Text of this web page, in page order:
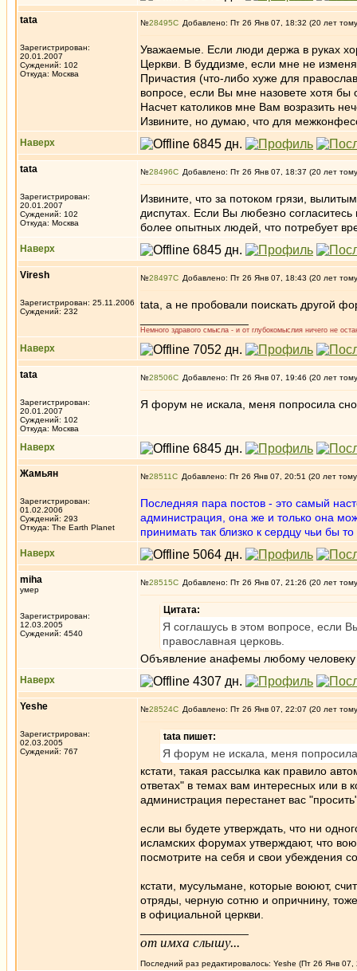
tata
Зарегистрирован:
20.01.2007
Суждений: 102
Откуда: Москва
№28495 Добавлено: Пт 26 Янв 07, 18:32 (20 лет
Уважаемые. Если люди держа в руках
Церкви. В буддизме, если мне не
Причастия (что-либо хуже для
вопросе, если Вы мне назовете хотя бы
Насчет католиков мне Вам возразить
Извините, но думаю, что для
Наверх
tata
Зарегистрирован:
20.01.2007
Суждений: 102
Откуда: Москва
№28496 Добавлено: Пт 26 Янв 07, 18:37 (20 лет
Извините, что за потоком грязи,
диспутах. Если Вы любезно
более опытных людей, что потребует
Наверх
Viresh
Зарегистрирован: 25.11.2006
Суждений: 232
№28497 Добавлено: Пт 26 Янв 07, 18:43 (20 лет
tata, а не пробовали поискать другой
Немного здравого смысла - и от глубокомыслия ничего не
Наверх
tata
Зарегистрирован:
20.01.2007
Суждений: 102
Откуда: Москва
№28506 Добавлено: Пт 26 Янв 07, 19:46 (20 лет
Я форум не искала, меня попросила
Наверх
Жамьян
Зарегистрирован:
01.02.2006
Суждений: 293
Откуда: The Earth Planet
№28511 Добавлено: Пт 26 Янв 07, 20:51 (20 лет
Последняя пара постов - это самый
администрация, она же и только она
принимать так близко к сердцу чьи бы
Наверх
miha
умер
Зарегистрирован:
12.03.2005
Суждений: 4540
№28515 Добавлено: Пт 26 Янв 07, 21:26 (20 лет
Цитата:
Я соглашусь в этом вопросе, если
православная церковь.
Объявление анафемы любому человеку
Наверх
Yeshe
Зарегистрирован:
02.03.2005
Суждений: 767
№28524 Добавлено: Пт 26 Янв 07, 22:07 (20 лет
tata пишет:
Я форум не искала, меня
кстати, такая рассылка как правило
ответах" в темах вам интересных или в
администрация перестанет вас
если вы будете утверждать, что ни
исламских форумах утверждают, что
посмотрите на себя и свои убеждения
кстати, мусульмане, которые воюют,
отряды, черную сотню и опричнину,
в официальной церкви.
от имха слышу...
Последний раз редактировалось: Yeshe (Пт 26 Янв 07,